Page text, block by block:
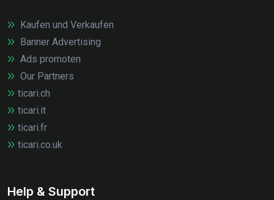
Kaufen und Verkaufen
Banner Advertising
Ads promoten
Our Partners
ticari.ch
ticari.it
ticari.fr
ticari.co.uk
Help & Support